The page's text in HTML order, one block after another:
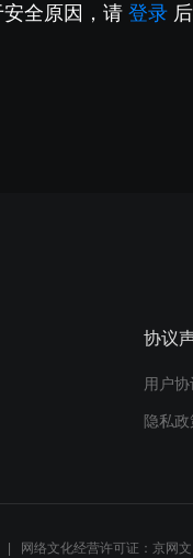
安全原因，请 登录
协议
用户协
隐私政
网络文化经营许可证：京网